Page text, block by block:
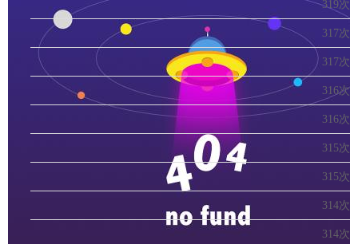
319次
317次
317次
316次
316次
315次
315次
314次
314次